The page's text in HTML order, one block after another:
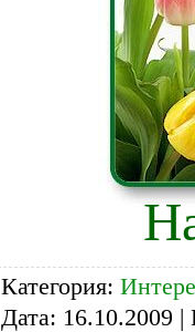
Категория:
Дата: 16.10.2009 |